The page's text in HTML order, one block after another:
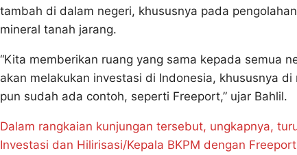
tambah di dalam negeri, khususnya pada
mineral tanah jarang.
“Kita memberikan ruang yang sama kepada semua
akan melakukan investasi di Indonesia, khususnya
pun sudah ada contoh, seperti Freeport,” ujar Bahlil.
Dalam rangkaian kunjungan tersebut, ungkapnya,
Investasi dan Hilirisasi/Kepala BKPM dengan